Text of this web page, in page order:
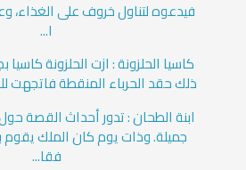
فيدعوه لتناول خروف على الغذاء،
ا...
كاسيا الحلزونة : ازت الحلزونة كاسيا
ذلك حقد الحرباء المنقطة فاتجهت
ابنة الطحان : تدور أحداث القصة
جميلة. وذات يوم كان الملك يقوم
فقا...